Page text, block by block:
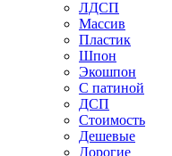
ЛДСП
Массив
Пластик
Шпон
Экошпон
С патиной
ДСП
Стоимость
Дешевые
Дорогие